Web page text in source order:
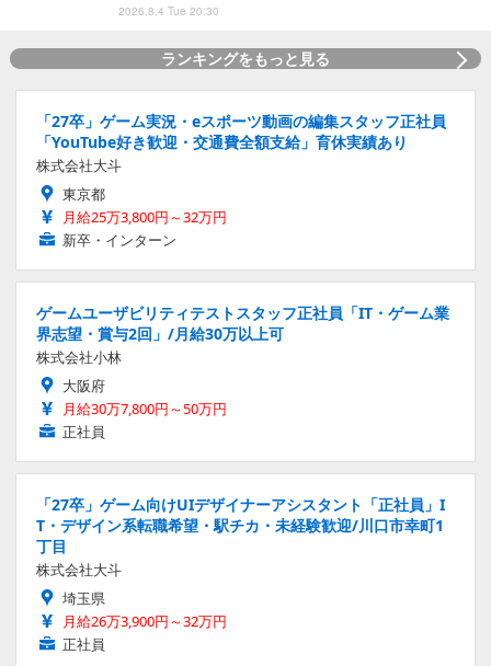
2026.8.4 Tue 20:30
ランキングをもっと見る
「27卒」ゲーム実況・eスポーツ動画の編集スタッフ正社員
「YouTube好き歓迎・交通費全額支給」育休実績あり
株式会社大斗
東京都
月給25万3,800円～32万円
新卒・インターン
ゲームユーザビリティテストスタッフ正社員「IT・ゲーム業
界志望・賞与2回」/月給30万以上可
株式会社小林
大阪府
月給30万7,800円～50万円
正社員
「27卒」ゲーム向けUIデザイナーアシスタント「正社員」I
T・デザイン系転職希望・駅チカ・未経験歓迎/川口市幸町1
丁目
株式会社大斗
埼玉県
月給26万3,900円～32万円
正社員